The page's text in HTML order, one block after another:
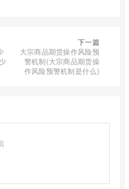
下一篇
大宗商品期货操作风险预
警机制(大宗商品期货操
作风险预警机制是什么)